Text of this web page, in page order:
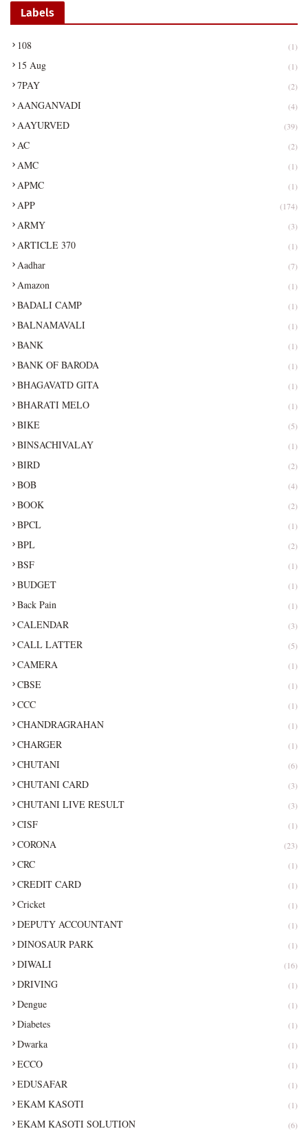
Labels
108 (1)
15 Aug (1)
7PAY (2)
AANGANVADI (4)
AAYURVED (39)
AC (2)
AMC (1)
APMC (1)
APP (174)
ARMY (3)
ARTICLE 370 (1)
Aadhar (7)
Amazon (1)
BADALI CAMP (1)
BALNAMAVALI (1)
BANK (1)
BANK OF BARODA (1)
BHAGAVATD GITA (1)
BHARATI MELO (1)
BIKE (5)
BINSACHIVALAY (1)
BIRD (2)
BOB (4)
BOOK (2)
BPCL (1)
BPL (2)
BSF (1)
BUDGET (1)
Back Pain (1)
CALENDAR (3)
CALL LATTER (5)
CAMERA (1)
CBSE (1)
CCC (1)
CHANDRAGRAHAN (1)
CHARGER (1)
CHUTANI (6)
CHUTANI CARD (3)
CHUTANI LIVE RESULT (3)
CISF (1)
CORONA (23)
CRC (1)
CREDIT CARD (1)
Cricket (1)
DEPUTY ACCOUNTANT (1)
DINOSAUR PARK (1)
DIWALI (16)
DRIVING (1)
Dengue (1)
Diabetes (1)
Dwarka (1)
ECCO (1)
EDUSAFAR (1)
EKAM KASOTI (1)
EKAM KASOTI SOLUTION (6)